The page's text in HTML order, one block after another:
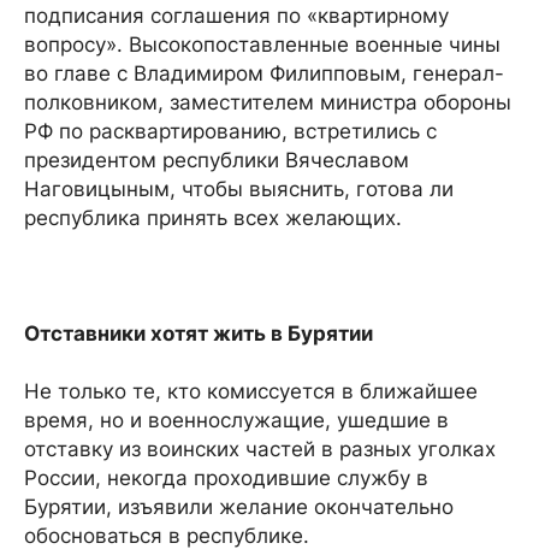
подписания соглашения по «квартирному
вопросу». Высокопоставленные военные чины
во главе с Владимиром Филипповым, генерал-
полковником, заместителем министра обороны
РФ по расквартированию, встретились с
президентом республики Вячеславом
Наговицыным, чтобы выяснить, готова ли
республика принять всех желающих.
Отставники хотят жить в Бурятии
Не только те, кто комиссуется в ближайшее
время, но и военнослужащие, ушедшие в
отставку из воинских частей в разных уголках
России, некогда проходившие службу в
Бурятии, изъявили желание окончательно
обосноваться в республике.